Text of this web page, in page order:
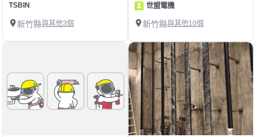
TSBIN
新竹縣與其他3個
世盟電機
新竹縣與其他10個